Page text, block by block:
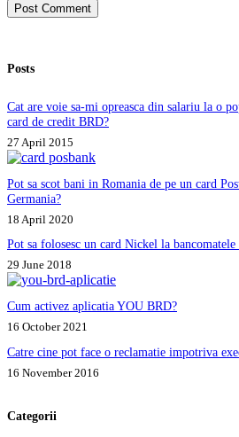
Post Comment
Posts
Cat are voie sa-mi opreasca din salariu la o
card de credit BRD?
27 April 2015
Pot sa scot bani in Romania de pe un card
Germania?
18 April 2020
Pot sa folosesc un card Nickel la bancomatele
29 June 2018
Cum activez aplicatia YOU BRD?
16 October 2021
Catre cine pot face o reclamatie impotriva
16 November 2016
Categorii